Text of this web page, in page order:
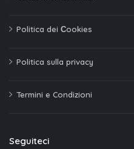
Politica dei Сookies
Politica sulla privacy
Termini e Condizioni
Seguiteci